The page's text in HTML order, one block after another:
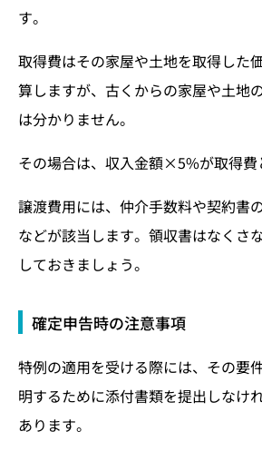
す。
取得費はその家屋や土地を取得した
算しますが、古くからの家屋や土地
は分かりません。
その場合は、収入金額×5%が取得費
譲渡費用には、仲介手数料や契約書
などが該当します。領収書はなくさ
しておきましょう。
確定申告時の注意事項
特例の適用を受ける際には、その要
明するために添付書類を提出しなけ
あります。